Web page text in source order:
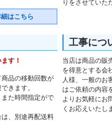
はこちら
りをさせていた
す！
品の移動回数が
きます。
た時間指定がで
、別途再配送料
工事につ
当店は商品の販
を得意とする会
人様、一般のお
はご依頼の内容
よりお気軽にお
くお応えいたし